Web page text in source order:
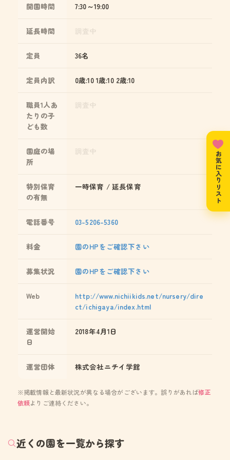
開園時間 7:30～19:00
延長時間
定員 36名
定員内訳 0歳:10 1歳:10 2歳:10
職員1人あ
たりの子
ども数
園庭の場
所
特別保育
の有無
一時保育 / 延長保育
電話番号 03-5206-5360
料金 園のHPをご確認下さい
募集状況 園のHPをご確認下さい
Web
http://www.nichiikids.net/nursery/dire
ct/ichigaya/index.html
運営開始
日
2018年4月1日
運営団体 株式会社ニチイ学館
※掲載情報と最新状況が異なる場合がございます。誤りがあれば修正
依頼よりご連絡ください。
近くの園を一覧から探す
お気に入りリスト